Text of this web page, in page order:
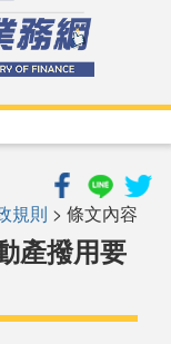
規則 > 條文內容
產撥用要